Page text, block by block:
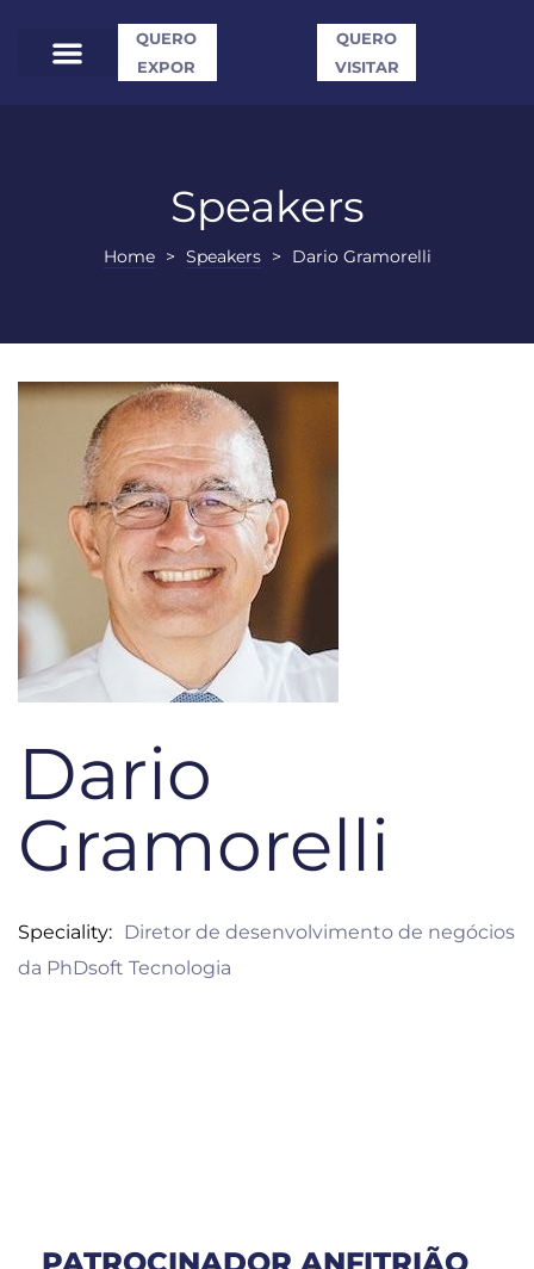
QUERO
EXPOR
QUERO
VISITAR
Speakers
Home > Speakers > Dario Gramorelli
Dario
Gramorelli
Speciality
Diretor de desenvolvimento de negócios
da PhDsoft Tecnologia